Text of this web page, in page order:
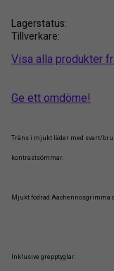
Lagerstatus
Tillverkare
Visa alla produkter
Ge ett omdöme!
Träns i mjukt läder med svart/
kontrastsömmar.
Mjukt fodrad Aachennosgrimma
Inklusive grepptyglar.